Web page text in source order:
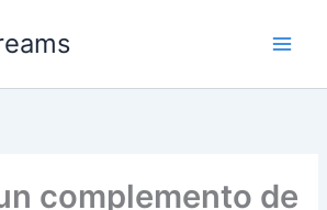
complemento de